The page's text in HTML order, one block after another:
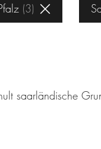
3
saarländische